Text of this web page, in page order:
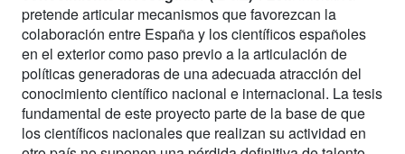
pretende articular mecanismos que favorezcan la
colaboración entre España y los científicos españoles
en el exterior como paso previo a la articulación de
políticas generadoras de una adecuada atracción del
conocimiento científico nacional e internacional. La tesis
fundamental de este proyecto parte de la base de que
los científicos nacionales que realizan su actividad en